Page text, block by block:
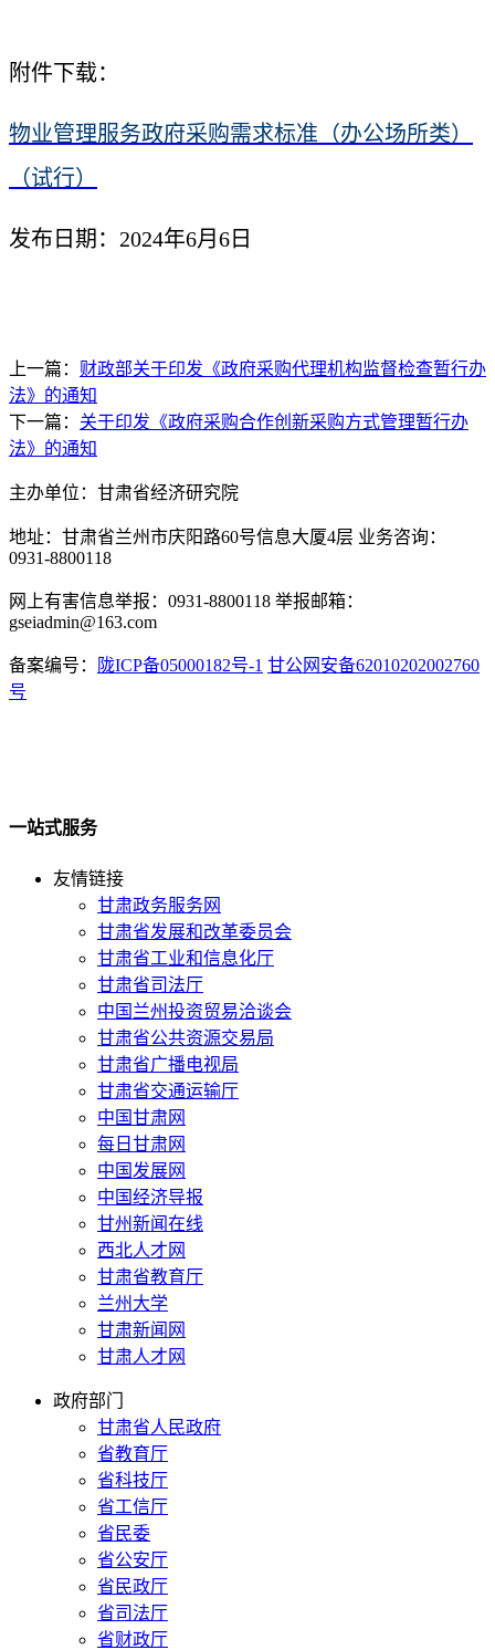
附件下载：
物业管理服务政府采购需求标准（办公场所类）
（试行）
发布日期：2024年6月6日
上一篇： 财政部关于印发《政府采购代理机构监督检查暂行办
法》的通知
下一篇： 关于印发《政府采购合作创新采购方式管理暂行办
法》的通知
主办单位：甘肃省经济研究院
地址：甘肃省兰州市庆阳路60号信息大厦4层 业务咨询：
0931-8800118
网上有害信息举报：0931-8800118 举报邮箱：
gseiadmin@163.com
备案编号： 陇ICP备05000182号-1 甘公网安备62010202002760
号
一站式服务
友情链接
甘肃政务服务网
甘肃省发展和改革委员会
甘肃省工业和信息化厅
甘肃省司法厅
中国兰州投资贸易洽谈会
甘肃省公共资源交易局
甘肃省广播电视局
甘肃省交通运输厅
中国甘肃网
每日甘肃网
中国发展网
中国经济导报
甘州新闻在线
西北人才网
甘肃省教育厅
兰州大学
甘肃新闻网
甘肃人才网
政府部门
甘肃省人民政府
省教育厅
省科技厅
省工信厅
省民委
省公安厅
省民政厅
省司法厅
省财政厅